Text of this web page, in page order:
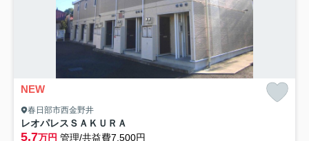
NEW
春日部市西金野井
レオパレスＳＡＫＵＲＡ
5.7万円 管理/共益費7,500円